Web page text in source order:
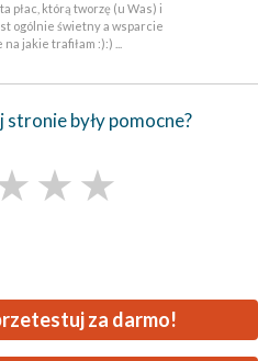
płac, którą tworzę (u Was) i
ogólnie świetny a wsparcie
jakie trafiłam :):) ...
były pomocne?
★★
za darmo!